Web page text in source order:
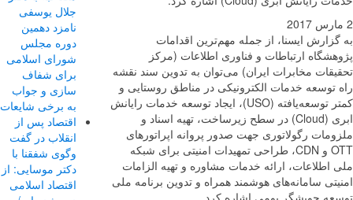
ایسنا، از جمله مهم‌ترین اقدامات
ارتباطات و فناوری اطلاعات (مرکز
مخابرات ایران) می‌توان به تدوین سند نقشه
توسعه خدمات الکترونیکی در مناطق روستایی و
کمتر توسعه‌یافته (USO)، ایجاد توسعه خدمات رایانش
ابری (Cloud) در سطح زیرساخت، تهیه اسناد و
رگولاتوری جهت صدور پروانه اپراتورهای
OTT و CDN، طراحی تمهیدات امنیتی برای شبکه
اطلاعات، ارائه خدمات مشاوره و تهیه الزامات
سامانه‌های هوشمند همراه و تدوین برنامه ملی
جلال یوسفی
نامزد دهمین
دوره مجلس
شورای اسلامی
برای شفاف
سازی و جواب
به برخی شایعات
اقتصاد پس از
انقلاب در گفت
وگوی شفقنا با
دکتر موسایی: از
اقتصاد اسلامی